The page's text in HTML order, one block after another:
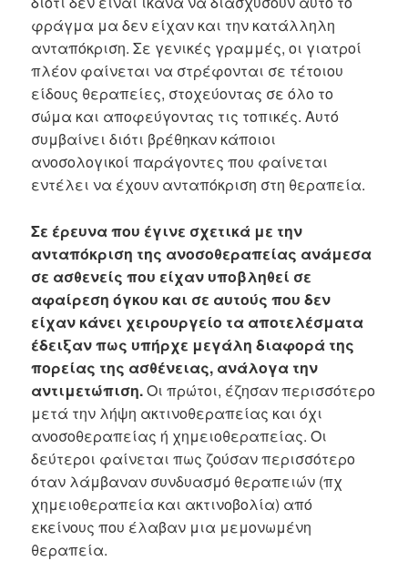
φράγμα μα δεν είχαν και την κατάλληλη
ανταπόκριση. Σε γενικές γραμμές, οι γιατροί
πλέον φαίνεται να στρέφονται σε τέτοιου
είδους θεραπείες, στοχεύοντας σε όλο το
σώμα και αποφεύγοντας τις τοπικές. Αυτό
συμβαίνει διότι βρέθηκαν κάποιοι
ανοσολογικοί παράγοντες που φαίνεται
εντέλει να έχουν ανταπόκριση στη θεραπεία.
Σε έρευνα που έγινε σχετικά με την
ανταπόκριση της ανοσοθεραπείας ανάμεσα
σε ασθενείς που είχαν υποβληθεί σε
αφαίρεση όγκου και σε αυτούς που δεν
είχαν κάνει χειρουργείο τα αποτελέσματα
έδειξαν πως υπήρχε μεγάλη διαφορά της
πορείας της ασθένειας, ανάλογα την
αντιμετώπιση.Οι πρώτοι, έζησαν περισσότερο
μετά την λήψη ακτινοθεραπείας και όχι
ανοσοθεραπείας ή χημειοθεραπείας. Οι
δεύτεροι φαίνεται πως ζούσαν περισσότερο
όταν λάμβαναν συνδυασμό θεραπειών (πχ
χημειοθεραπεία και ακτινοβολία) από
εκείνους που έλαβαν μια μεμονωμένη
θεραπεία.